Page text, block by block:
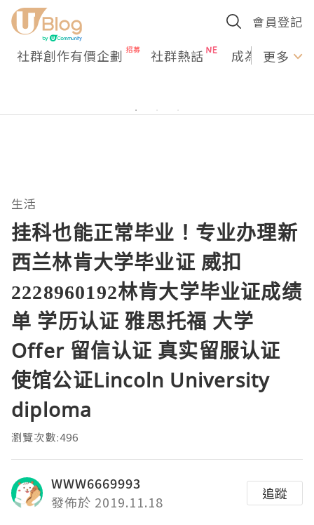
會員登記
社群創作有價企劃 社群熱話 成為U更多
生活
挂科也能正常毕业！专业办理新
西兰林肯大学毕业证 威扣
2228960192林肯大学毕业证成绩
单 学历认证 雅思托福 大学
Offer 留信认证 真实留服认证
使馆公证Lincoln University
diploma
瀏覽次數:496
WWW6669993
發佈於 2019.11.18
追蹤